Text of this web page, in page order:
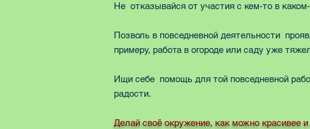
Не отказывайся от участия с кем-то в
Позволь в повседневной деятельности
примеру, работа в огороде или саду уже
Ищи себе помощь для той повседневной
радости.
Делай своё окружение, как можно красивее